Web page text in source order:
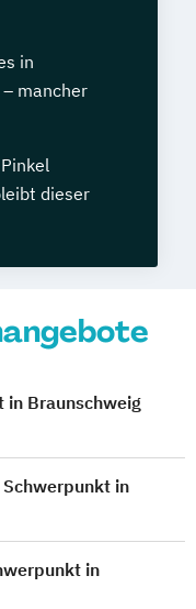
in
mancher
dieser
in Braunschweig
in
in